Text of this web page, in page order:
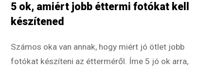
5 ok, amiért jobb éttermi fotókat kell
készítened
Számos oka van annak, hogy miért jó ötlet jobb
fotókat készíteni az étterméről. Íme 5 jó ok arra,